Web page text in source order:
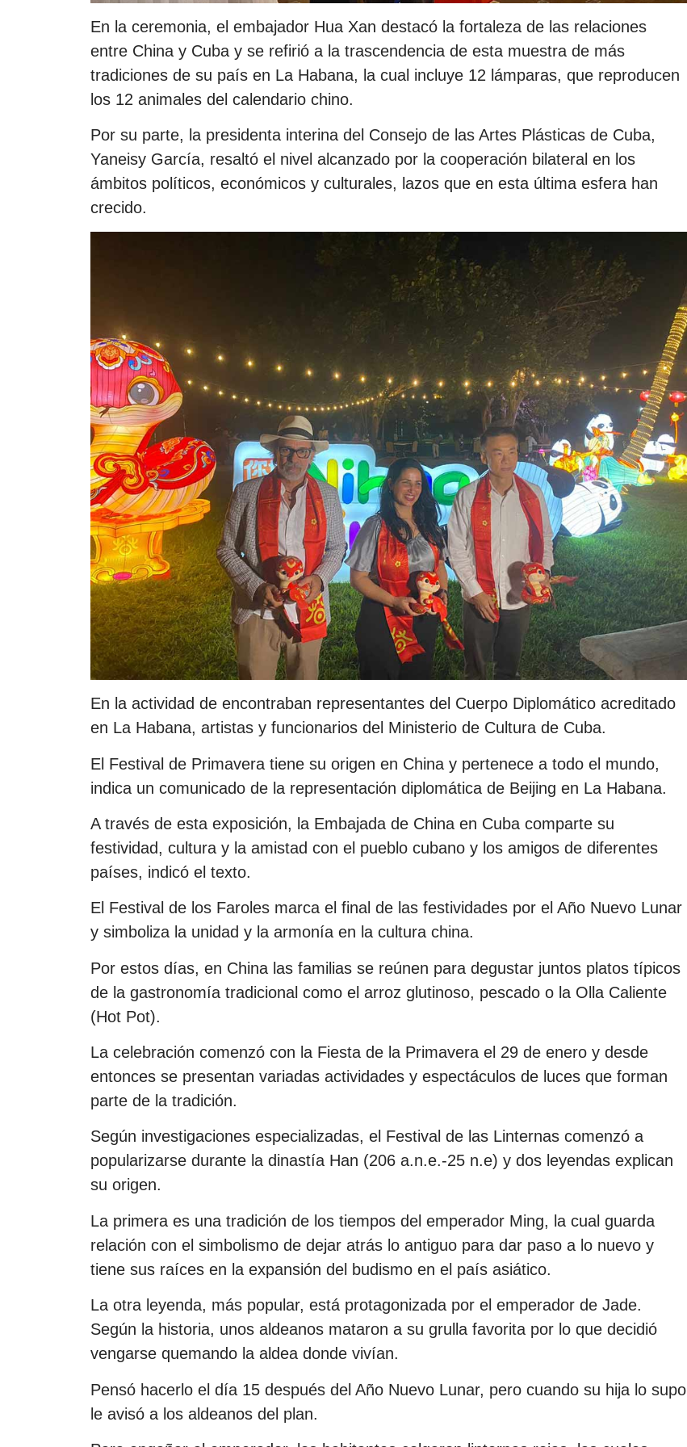
En la ceremonia, el embajador Hua Xan destacó la fortaleza de las relaciones
entre China y Cuba y se refirió a la trascendencia de esta muestra de más
tradiciones de su país en La Habana, la cual incluye 12 lámparas, que reproducen
los 12 animales del calendario chino.
Por su parte, la presidenta interina del Consejo de las Artes Plásticas de Cuba,
Yaneisy García, resaltó el nivel alcanzado por la cooperación bilateral en los
ámbitos políticos, económicos y culturales, lazos que en esta última esfera han
crecido.
En la actividad de encontraban representantes del Cuerpo Diplomático acreditado
en La Habana, artistas y funcionarios del Ministerio de Cultura de Cuba.
El Festival de Primavera tiene su origen en China y pertenece a todo el mundo,
indica un comunicado de la representación diplomática de Beijing en La Habana.
A través de esta exposición, la Embajada de China en Cuba comparte su
festividad, cultura y la amistad con el pueblo cubano y los amigos de diferentes
países, indicó el texto.
El Festival de los Faroles marca el final de las festividades por el Año Nuevo Lunar
y simboliza la unidad y la armonía en la cultura china.
Por estos días, en China las familias se reúnen para degustar juntos platos típicos
de la gastronomía tradicional como el arroz glutinoso, pescado o la Olla Caliente
(Hot Pot).
La celebración comenzó con la Fiesta de la Primavera el 29 de enero y desde
entonces se presentan variadas actividades y espectáculos de luces que forman
parte de la tradición.
Según investigaciones especializadas, el Festival de las Linternas comenzó a
popularizarse durante la dinastía Han (206 a.n.e.-25 n.e) y dos leyendas explican
su origen.
La primera es una tradición de los tiempos del emperador Ming, la cual guarda
relación con el simbolismo de dejar atrás lo antiguo para dar paso a lo nuevo y
tiene sus raíces en la expansión del budismo en el país asiático.
La otra leyenda, más popular, está protagonizada por el emperador de Jade.
Según la historia, unos aldeanos mataron a su grulla favorita por lo que decidió
vengarse quemando la aldea donde vivían.
Pensó hacerlo el día 15 después del Año Nuevo Lunar, pero cuando su hija lo supo
le avisó a los aldeanos del plan.